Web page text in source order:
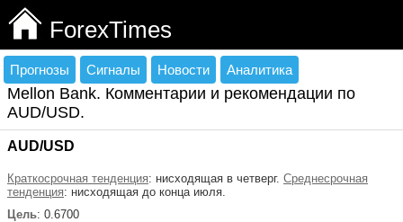
ForexTimes
Прогнозы Сигналы Новости Аналитика
Mellon Bank. Комментарии и рекомендации по
AUD/USD.
AUD/USD
Краткосрочная тенденция: нисходящая в четверг. Среднесрочная
тенденция: нисходящая до конца июля.
Цель: 0.6700